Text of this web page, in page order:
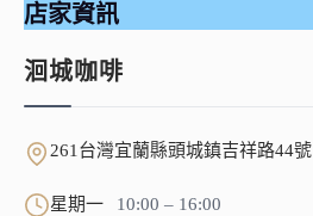
店家資訊
洄城咖啡
261台灣宜蘭縣頭城鎮吉祥路44號
星期一
10:00 – 16:00